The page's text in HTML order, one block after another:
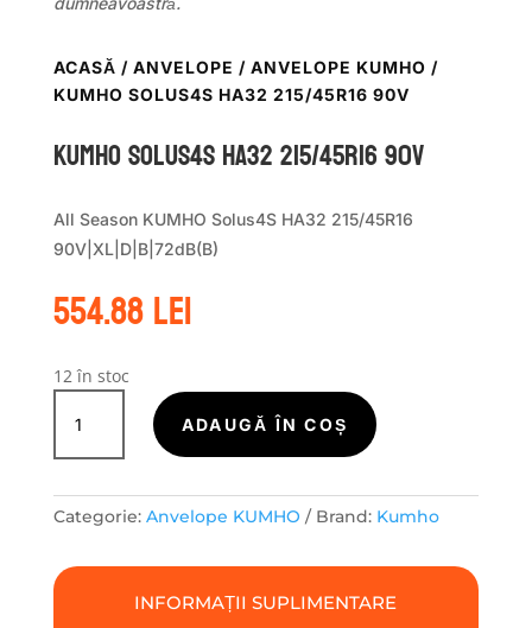
ACASĂ / ANVELOPE / ANVELOPE KUMHO /
KUMHO SOLUS4S HA32 215/45R16 90V
Kumho SOLUS4S HA32 215/45R16 90V
All Season KUMHO Solus4S HA32 215/45R16
90V|XL|D|B|72dB(B)
554.88lei
12 în stoc
Cantitate
Kumho
SOLUS4S
215/45R16
ADAUGĂ ÎN COȘ
Categorie: Anvelope KUMHO Brand: Kumho
INFORMAȚII SUPLIMENTARE